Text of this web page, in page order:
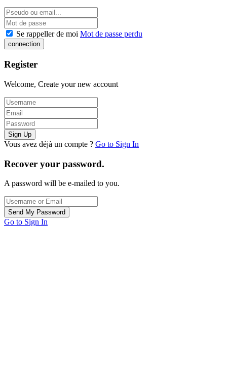
Se rappeller de moi Mot de passe perdu
Register
Welcome, Create your new account
Vous avez déjà un compte ? Go to Sign In
Recover your password.
A password will be e-mailed to you.
Go to Sign In